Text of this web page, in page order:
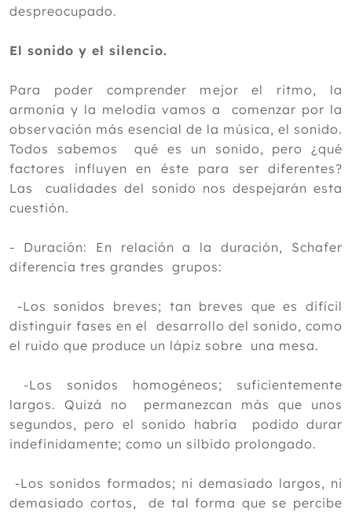
despreocupado.
El sonido y el silencio.
Para poder comprender mejor el ritmo, la
armonía y la melodía vamos a comenzar por la
observación más esencial de la música, el sonido.
Todos sabemos qué es un sonido, pero ¿qué
factores influyen en éste para ser diferentes?
Las cualidades del sonido nos despejarán esta
cuestión.
- Duración: En relación a la duración, Schafer
diferencia tres grandes grupos:
-Los sonidos breves; tan breves que es difícil
distinguir fases en el desarrollo del sonido, como
el ruido que produce un lápiz sobre una mesa.
-Los sonidos homogéneos; suficientemente
largos. Quizá no permanezcan más que unos
segundos, pero el sonido habría podido durar
indefinidamente; como un silbido prolongado.
-Los sonidos formados; ni demasiado largos, ni
demasiado cortos, de tal forma que se percibe